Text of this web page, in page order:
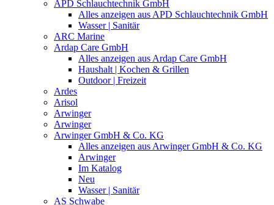
APD Schlauchtechnik GmbH
Alles anzeigen aus APD Schlauchtechnik GmbH
Wasser | Sanitär
ARC Marine
Ardap Care GmbH
Alles anzeigen aus Ardap Care GmbH
Haushalt | Kochen & Grillen
Outdoor | Freizeit
Ardes
Arisol
Arwinger
Arwinger
Arwinger GmbH & Co. KG
Alles anzeigen aus Arwinger GmbH & Co. KG
Arwinger
Im Katalog
Neu
Wasser | Sanitär
AS Schwabe